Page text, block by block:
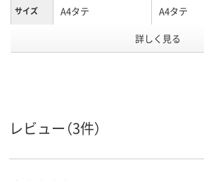
サイズ A4タテ A4タテ
ブルー系
スコア
110 115
詳しく見る
レビュー（3件）